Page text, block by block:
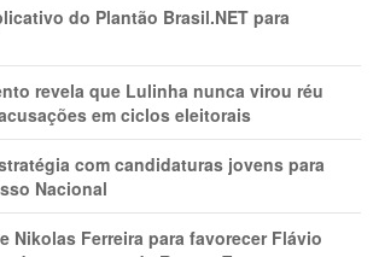
do Plantão Brasil.NET para
revela que Lulinha nunca virou réu
em ciclos eleitorais
com candidaturas jovens para
Nacional
Nikolas Ferreira para favorecer Flávio